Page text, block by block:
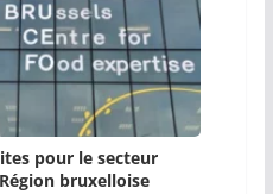
pour le secteur
bruxelloise